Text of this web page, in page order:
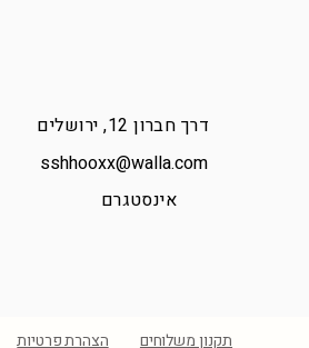
דרך חברון 12, ירושלים
sshhooxx@walla.com
אינסטגרם
תקנון משלוחים הצהרת פרטיות